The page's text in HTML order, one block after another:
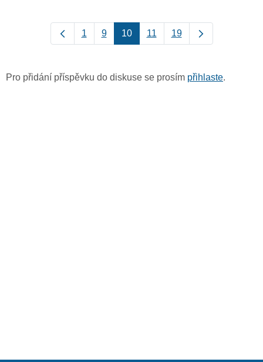
1 9 10 11 19
Pro přidání příspěvku do diskuse se prosím přihlaste.